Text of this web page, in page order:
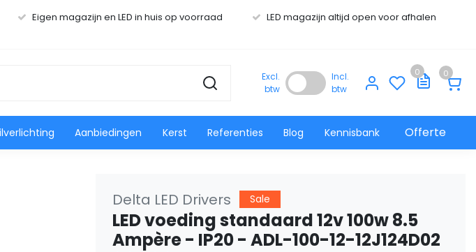
Eigen magazijn en LED in huis op voorraad LED magazijn altijd open voor afhalen
Excl.
btw
Incl.
btw
0 0
Aanbiedingen Kerst Referenties Blog Kennisbank Offerte
Delta LED Drivers Sale
LED voeding standaard 12v 100w 8.5
Ampère - IP20 - ADL-100-12-12J124D02